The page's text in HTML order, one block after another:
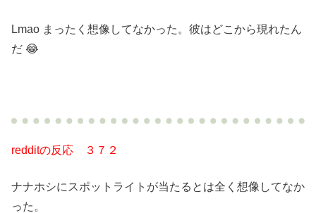
Lmao まったく想像してなかった。彼はどこから現れたん
だ 😂
redditの反応 ３７２
ナナホシにスポットライトが当たるとは全く想像してなか
った。